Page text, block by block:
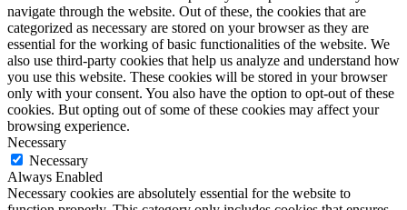
navigate through the website. Out of these, the cookies that are
categorized as necessary are stored on your browser as they are
essential for the working of basic functionalities of the website. We
also use third-party cookies that help us analyze and understand how
you use this website. These cookies will be stored in your browser
only with your consent. You also have the option to opt-out of these
cookies. But opting out of some of these cookies may affect your
browsing experience.
Necessary
Necessary
Always Enabled
Necessary cookies are absolutely essential for the website to